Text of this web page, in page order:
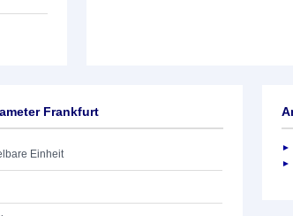
Frankfurt
Einheit